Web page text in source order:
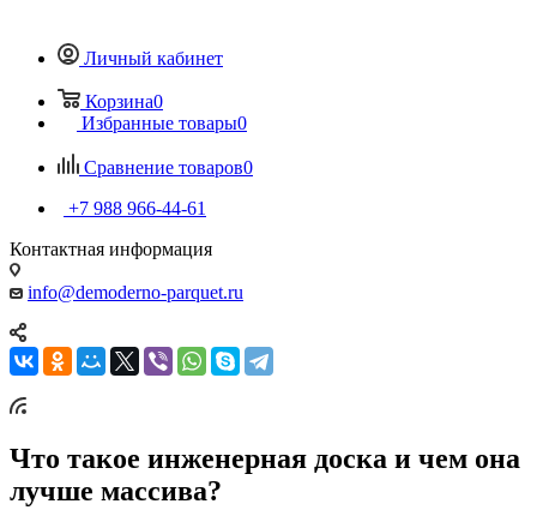
Личный кабинет
Корзина0
Избранные товары0
Сравнение товаров0
+7 988 966-44-61
Контактная информация
info@demoderno-parquet.ru
Что такое инженерная доска и чем она
лучше массива?